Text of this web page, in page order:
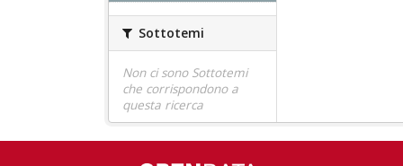
Sottotemi
Non ci sono Sottotemi
che corrispondono a
questa ricerca